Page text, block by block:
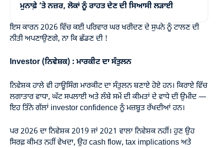
ਮੁਨਾਫ਼ੇ ’ਤੇ ਨਜ਼ਰ, ਲੋਕਾਂ ਨੂੰ ਰਾਹਤ ਦੇਣ ਦੀ ਸਿਆਸੀ ਲੜਾਈ
ਇਸ ਕਾਰਨ 2026 ਵਿੱਚ ਕਈ ਪਰਿਵਾਰ ਘਰ ਖਰੀਦਣ ਦੇ ਸੁਪਨੇ ਨੂੰ ਟਾਲਣ ਦੀ
ਨੀਤੀ ਅਪਣਾਉਣਗੇ, ਨਾ ਕਿ ਛੱਡਣ ਦੀ !
Investor (ਨਿਵੇਸ਼ਕ) : ਮਾਰਕੀਟ ਦਾ ਸੰਤੁਲਨ
ਨਿਵੇਸ਼ਕ ਹਾਲੇ ਵੀ ਹਾਊਸਿੰਗ ਮਾਰਕੀਟ ਦਾ ਸੰਤੁਲਨ ਬਣਾਏ ਹੋਏ ਹਨ। ਕਿਰਾਏ ਵਿੱਚ
ਲਗਾਤਾਰ ਵਾਧਾ, ਘੱਟ ਸਪਲਾਈ ਅਤੇ ਲੰਬੇ ਸਮੇਂ ਦੀ ਕੀਮਤਾਂ ਦੇ ਵਾਧੇ ਦੀ ਉਮੀਦ —
ਇਹ ਤਿੰਨੇ ਗੱਲਾਂ investor confidence ਨੂੰ ਮਜ਼ਬੂਤ ਰੱਖਦੀਆਂ ਹਨ।
ਪਰ 2026 ਦਾ ਨਿਵੇਸ਼ਕ 2019 ਜਾਂ 2021 ਵਾਲਾ ਨਿਵੇਸ਼ਕ ਨਹੀਂ। ਹੁਣ ਉਹ
ਸਿਰਫ਼ ਕੀਮਤ ਨਹੀਂ ਵੇਖਦਾ, ਉਹ cash flow, tax implications ਅਤੇ